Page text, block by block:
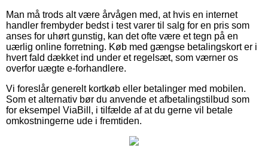
Man må trods alt være årvågen med, at hvis en internet
handler frembyder bedst i test varer til salg for en pris som
anses for uhørt gunstig, kan det ofte være et tegn på en
uærlig online forretning. Køb med gængse betalingskort er i
hvert fald dækket ind under et regelsæt, som værner os
overfor uægte e-forhandlere.
Vi foreslår generelt kortkøb eller betalinger med mobilen.
Som et alternativ bør du anvende et afbetalingstilbud som
for eksempel ViaBill, i tilfælde af at du gerne vil betale
omkostningerne ude i fremtiden.